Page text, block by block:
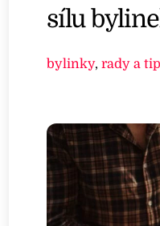
sílu
bylinky,rady a